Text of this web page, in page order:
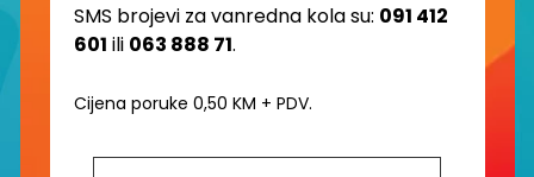
SMS brojevi za vanredna kola su: 091 412
601 ili 063 888 71.
Cijena poruke 0,50 KM + PDV.